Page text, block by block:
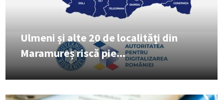
Ulmeni și alte 20 de localități din
Maramureș riscă pie...